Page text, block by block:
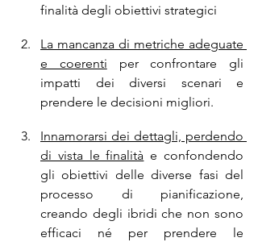
finalità degli obiettivi strategici
La mancanza di metriche adeguate
e coerenti per confrontare gli
impatti dei diversi scenari e
prendere le decisioni migliori.
Innamorarsi dei dettagli, perdendo
di vista le finalità e confondendo
gli obiettivi delle diverse fasi del
processo di pianificazione,
creando degli ibridi che non sono
efficaci né per prendere le